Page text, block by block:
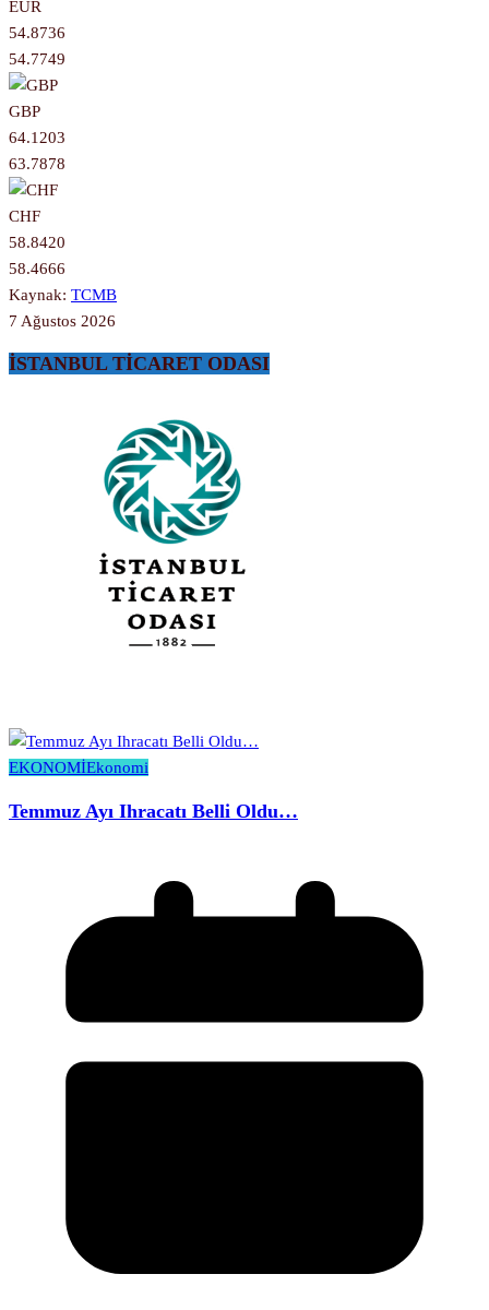
EUR
54.8736
54.7749
GBP
64.1203
63.7878
CHF
58.8420
58.4666
Kaynak: TCMB
7 Ağustos 2026
İSTANBUL TİCARET ODASI
EKONOMİEkonomi
Temmuz Ayı Ihracatı Belli Oldu…